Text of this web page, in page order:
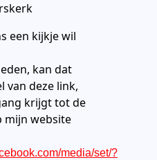
een kijkje wil
kan dat
van deze link,
krijgt tot de
mijn website
media/set/?